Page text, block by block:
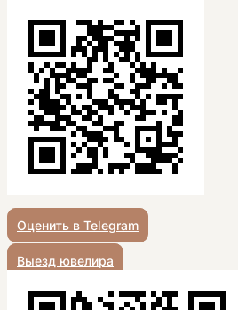
Оценить в Telegram
Выезд ювелира